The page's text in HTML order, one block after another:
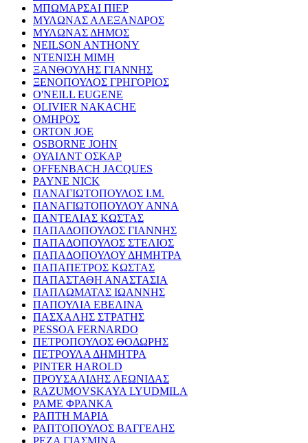
ΜΠΩΜΑΡΣΑΙ ΠΙΕΡ
ΜΥΛΩΝΑΣ ΑΛΕΞΑΝΔΡΟΣ
ΜΥΛΩΝΑΣ ΔΗΜΟΣ
NEILSON ANTHONY
ΝΤΕΝΙΣΗ ΜΙΜΗ
ΞΑΝΘΟΥΛΗΣ ΓΙΑΝΝΗΣ
ΞΕΝΟΠΟΥΛΟΣ ΓΡΗΓΟΡΙΟΣ
O'NEILL EUGENE
OLIVIER NAKACHE
ΟΜΗΡΟΣ
ORTON JOE
OSBORNE JOHN
ΟΥΑΙΛΝΤ ΟΣΚΑΡ
OFFENBACH JACQUES
PAYNE NICK
ΠΑΝΑΓΙΩΤΟΠΟΥΛΟΣ Ι.Μ.
ΠΑΝΑΓΙΩΤΟΠΟΥΛΟΥ ΑΝΝΑ
ΠΑΝΤΕΛΙΑΣ ΚΩΣΤΑΣ
ΠΑΠΑΔΟΠΟΥΛΟΣ ΓΙΑΝΝΗΣ
ΠΑΠΑΔΟΠΟΥΛΟΣ ΣΤΕΛΙΟΣ
ΠΑΠΑΔΟΠΟΥΛΟΥ ΔΗΜΗΤΡΑ
ΠΑΠΑΠΕΤΡΟΣ ΚΩΣΤΑΣ
ΠΑΠΑΣΤΑΘΗ ΑΝΑΣΤΑΣΙΑ
ΠΑΠΛΩΜΑΤΑΣ ΙΩΑΝΝΗΣ
ΠΑΠΟΥΛΙΑ ΕΒΕΛΙΝΑ
ΠΑΣΧΑΛΗΣ ΣΤΡΑΤΗΣ
PESSOA FERNARDO
ΠΕΤΡΟΠΟΥΛΟΣ ΘΟΔΩΡΗΣ
ΠΕΤΡΟΥΛΑ ΔΗΜΗΤΡΑ
PINTER HAROLD
ΠΡΟΥΣΑΛΙΔΗΣ ΛΕΩΝΙΔΑΣ
RAZUMOVSKAYA LYUDMILA
ΡΑΜΕ ΦΡΑΝΚΑ
ΡΑΠΤΗ ΜΑΡΙΑ
ΡΑΠΤΟΠΟΥΛΟΣ ΒΑΓΓΕΛΗΣ
ΡΕΖΑ ΓΙΑΣΜΙΝΑ